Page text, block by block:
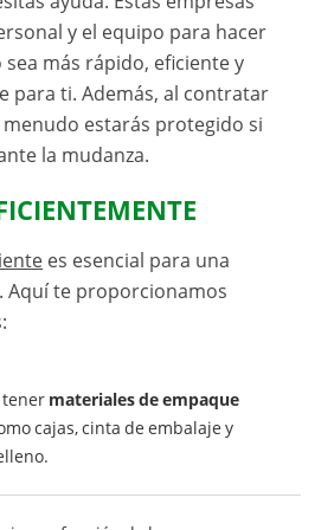
y el equipo para hacer
más rápido, eficiente y
para ti. Además, al contratar
menudo estarás protegido si
la mudanza.
es esencial para una
Aquí te proporcionamos
tener materiales de empaque
cajas, cinta de embalaje y